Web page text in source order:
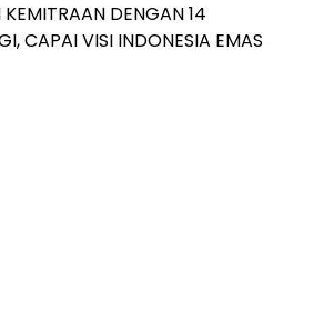
KEMITRAAN DENGAN 14
CAPAI VISI INDONESIA EMAS